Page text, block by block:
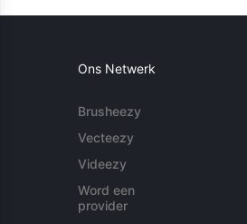
Ons Netwerk
Brusheezy
Vecteezy
Videezy
Word een
provider